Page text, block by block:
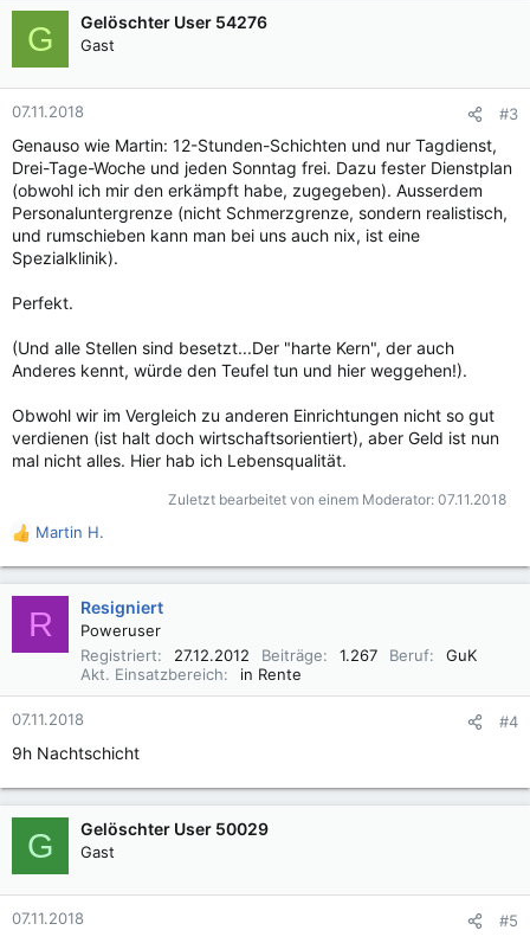
o
n
n
:
G Gelöschter User 54276
Gast
07.11.2018 #3
Genauso wie Martin: 12-Stunden-Schichten und nur Tagdienst,
Drei-Tage-Woche und jeden Sonntag frei. Dazu fester Dienstplan
(obwohl ich mir den erkämpft habe, zugegeben). Ausserdem
Personaluntergrenze (nicht Schmerzgrenze, sondern realistisch,
und rumschieben kann man bei uns auch nix, ist eine
Spezialklinik).
Perfekt.
(Und alle Stellen sind besetzt...Der "harte Kern", der auch
Anderes kennt, würde den Teufel tun und hier weggehen!).
Obwohl wir im Vergleich zu anderen Einrichtungen nicht so gut
verdienen (ist halt doch wirtschaftsorientiert), aber Geld ist nun
mal nicht alles. Hier hab ich Lebensqualität.
Zuletzt bearbeitet von einem Moderator: 07.11.2018
R
e
a
e
:
Martin H.
R Resigniert
Poweruser
Registriert
27.12.2012 Beiträge 1.267 Beruf
GuK
Akt. Einsatzbereich
in Rente
07.11.2018 #4
9h Nachtschicht
G Gelöschter User 50029
Gast
07.11.2018 #5